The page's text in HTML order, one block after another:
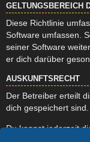
GELTUNGSBEREICH
Diese Richtlinie
Software umfassen.
seiner Software
er dich darüber
AUSKUNFTSRECHT
Der Betreiber erteilt
dich gespeichert sind.
Du kannst jederzeit